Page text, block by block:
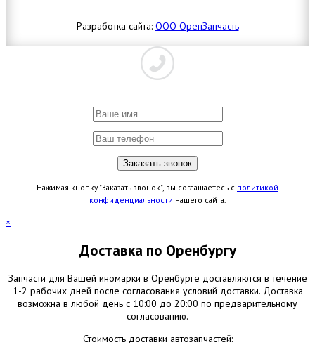
Разработка сайта: ООО ОренЗапчасть
Нажимая кнопку "Заказать звонок", вы соглашаетесь с политикой
конфиденциальности нашего сайта.
×
Доставка по Оренбургу
Запчасти для Вашей иномарки в Оренбурге доставляются в течение
1-2 рабочих дней после согласования условий доставки. Доставка
возможна в любой день с 10:00 до 20:00 по предварительному
согласованию.
Стоимость доставки автозапчастей: